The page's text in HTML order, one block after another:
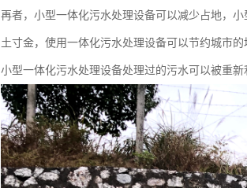
再者，小型一体化污水处理设备可以减少占地，
土寸金，使用一体化污水处理设备可以节约城市的
小型一体化污水处理设备处理过的污水可以被重